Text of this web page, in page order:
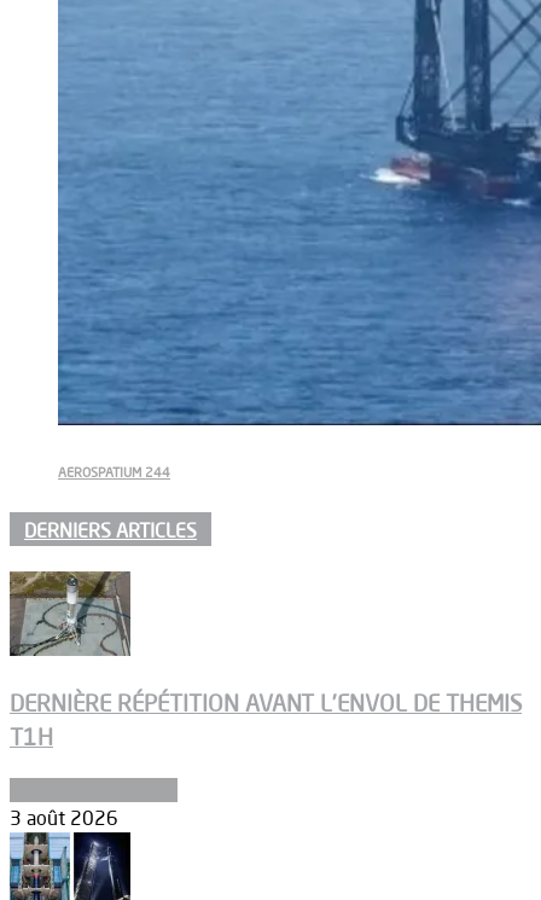
AEROSPATIUM 244
DERNIERS ARTICLES
DERNIÈRE RÉPÉTITION AVANT L’ENVOL DE THEMIS
T1H
3 août 2026